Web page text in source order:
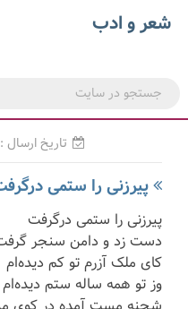
شعر و ادب
تاریخ ارسال : ۹ اردیبهشت ۱۳۹۸
پیرزنی را ستمی
پیرزنی را ستمی درگرفت
دست زد و دامن سنجر
کای ملک آزرم تو کم دیده‌ام
وز تو همه ساله ستم دیده‌ام